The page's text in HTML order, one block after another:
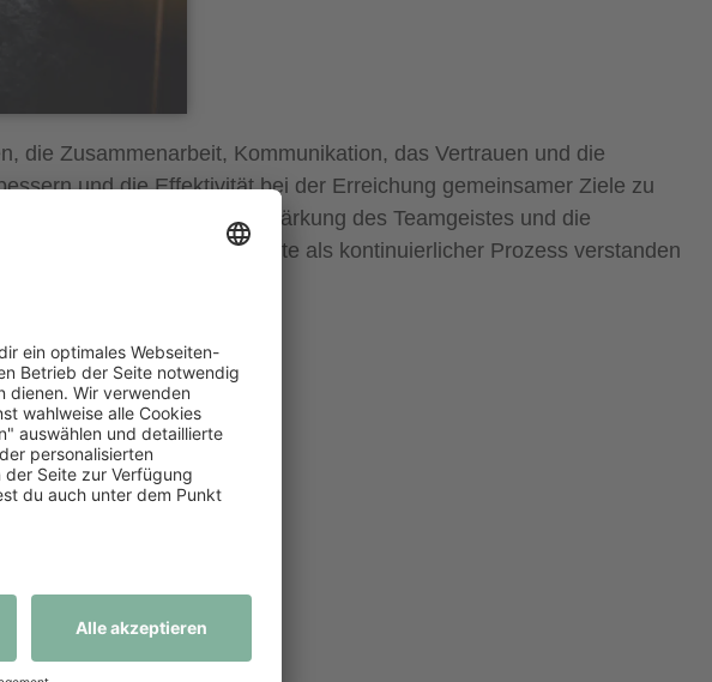
die Zusammenarbeit, Kommunikation, das Vertrauen und die
und die Effektivität bei der Erreichung gemeinsamer Ziele zu
von Konflikten, die Stärkung des Teamgeistes und die
werden und sollte als kontinuierlicher Prozess verstanden